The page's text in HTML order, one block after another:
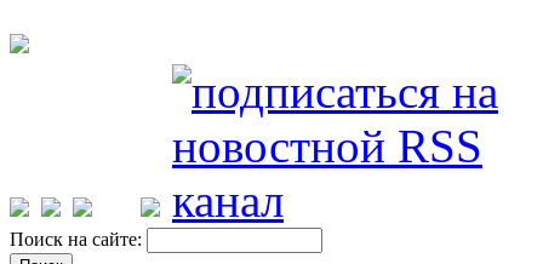
Поиск на сайте: